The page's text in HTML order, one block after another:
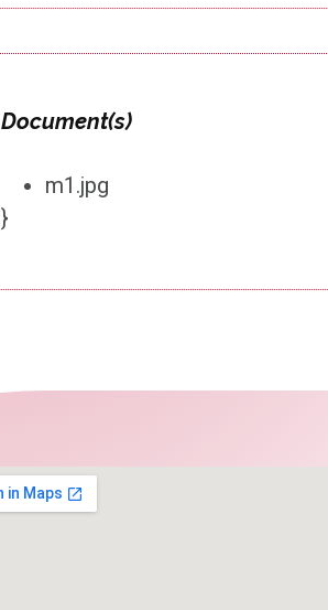
Document(s)
m1.jpg
}